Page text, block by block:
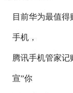
目前华为最值得
手机，
腾讯手机管家记
宣”你